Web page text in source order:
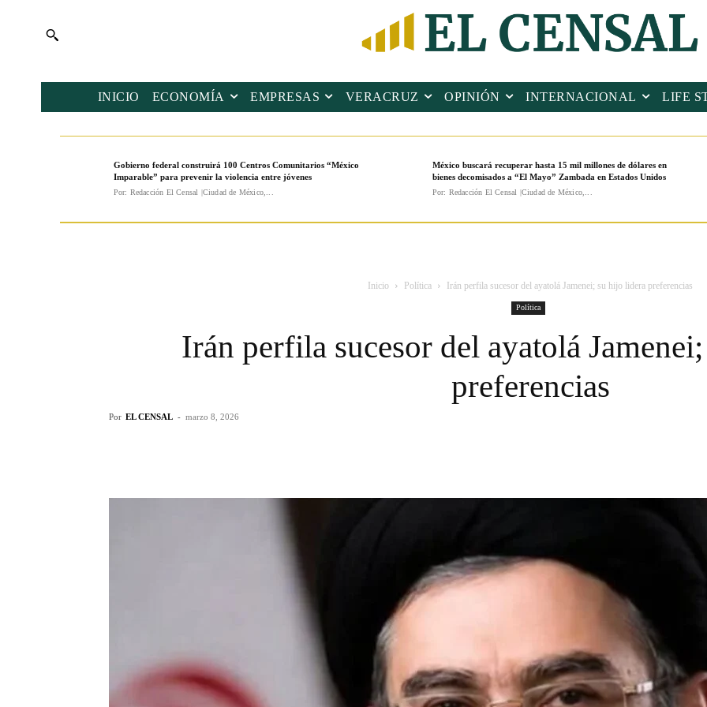
INICIO ECONOMÍA EMPRESAS VERACRUZ OPINIÓN INTERNACIONAL LIFE
Gobierno federal construirá 100 Centros Comunitarios “México
Imparable” para prevenir la violencia entre jóvenes
Por: Redacción El Censal |Ciudad de México,...
México buscará recuperar hasta 15 mil millones de dólares en
bienes decomisados a “El Mayo” Zambada en Estados Unidos
Por: Redacción El Censal |Ciudad de México,...
Inicio Política Irán perfila sucesor del ayatolá Jamenei; su hijo lidera preferencias
Política
Irán perfila sucesor del ayatolá
preferencias
Por EL CENSAL - marzo 8, 2026